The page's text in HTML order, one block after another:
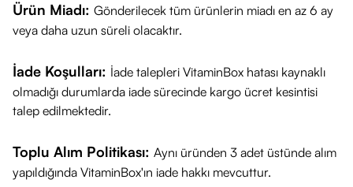
Ürün Miadı: Gönderilecek tüm ürünlerin miadı en az 6 ay
veya daha uzun süreli olacaktır.
İade Koşulları: İade talepleri VitaminBox hatası kaynaklı
olmadığı durumlarda iade sürecinde kargo ücret kesintisi
talep edilmektedir.
Toplu Alım Politikası: Aynı üründen 3 adet üstünde alım
yapıldığında VitaminBox'ın iade hakkı mevcuttur.